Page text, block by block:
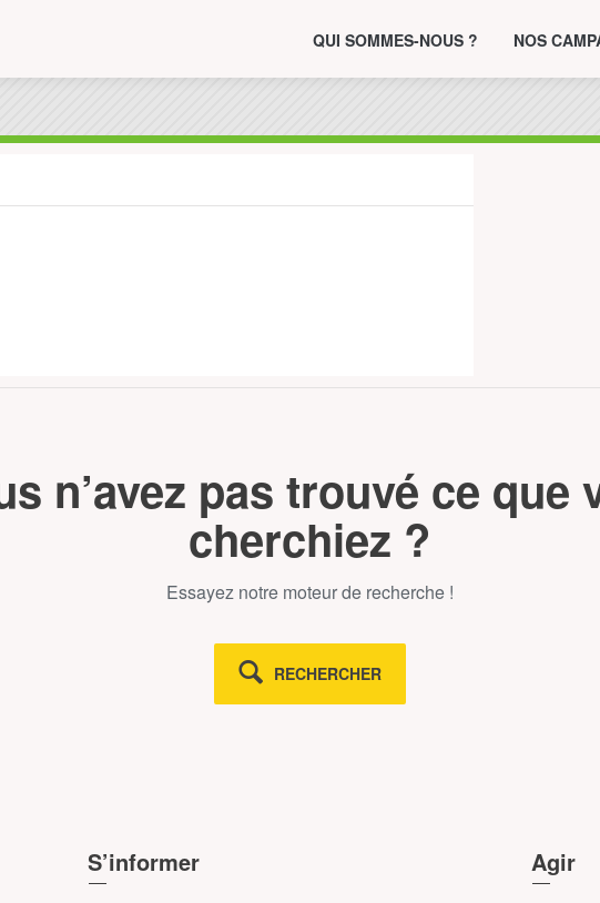
QUI SOMMES-NOUS ? NOS
n’avez pas trouvé ce que
cherchiez ?
Essayez notre moteur de recherche !
RECHERCHER
S’informer Agir